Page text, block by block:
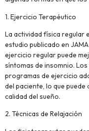
1. Ejercicio Terapéutico
La actividad física regular
estudio publicado en
ejercicio regular puede
síntomas de insomnio.
programas de ejercicio
del paciente, lo que
calidad del sueño.
2. Técnicas de Relajación